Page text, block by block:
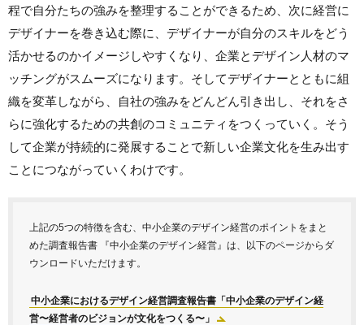
程で自分たちの強みを整理することができるため、次に経営に
デザイナーを巻き込む際に、デザイナーが自分のスキルをどう
活かせるのかイメージしやすくなり、企業とデザイン人材のマ
ッチングがスムーズになります。そしてデザイナーとともに組
織を変革しながら、自社の強みをどんどん引き出し、それをさ
らに強化するための共創のコミュニティをつくっていく。そう
して企業が持続的に発展することで新しい企業文化を生み出す
ことにつながっていくわけです。
上記の5つの特徴を含む、中小企業のデザイン経営のポイントをまと
めた調査報告書 『中小企業のデザイン経営』は、以下のページからダ
ウンロードいただけます。
中小企業におけるデザイン経営調査報告書「中小企業のデザイン経
営〜経営者のビジョンが文化をつくる〜」